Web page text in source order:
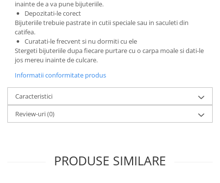
inainte de a va pune bijuteriile.
Depozitati-le corect
Bijuteriile trebuie pastrate in cutii speciale sau in saculeti din
catifea.
Curatati-le frecvent si nu dormiti cu ele
Stergeti bijuteriile dupa fiecare purtare cu o carpa moale si dati-le
jos mereu inainte de culcare.
Informatii conformitate produs
Caracteristici
Review-uri(0)
PRODUSE SIMILARE